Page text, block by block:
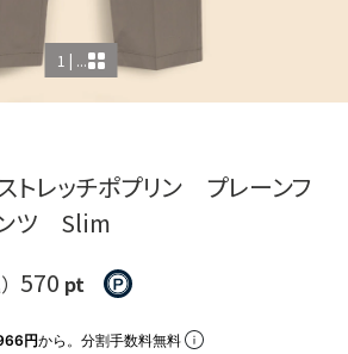
1 | ...
レッチポプリン プレーンフ
ツ Slim
570 pt
円から。分割手数料無料